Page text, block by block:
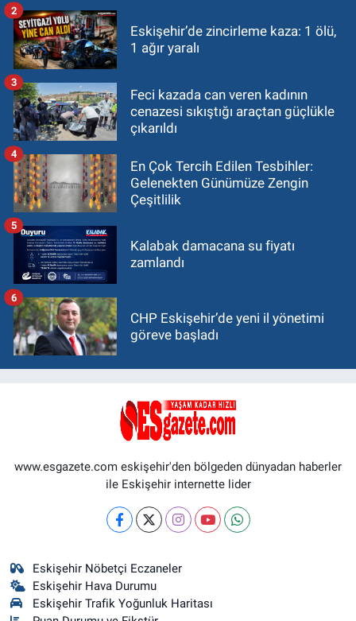
Eskişehir’de zincirleme kaza: 1 ölü,
1 ağır yaralı
2
Feci kazada can veren kadının
cenazesi sıkıştığı araçtan güçlükle
çıkarıldı
3
En Çok Tercih Edilen Tesbihler:
Gelenekten Günümüze Zengin
Çeşitlilik
4
Kalabak damacana su fiyatı
zamlandı
5
CHP Eskişehir’de yeni il yönetimi
göreve başladı
6
www.esgazete.com eskişehir'den bölgeden dünyadan haberler
ile Eskişehir internette lider
Eskişehir Nöbetçi Eczaneler
Eskişehir Hava Durumu
Eskişehir Trafik Yoğunluk Haritası